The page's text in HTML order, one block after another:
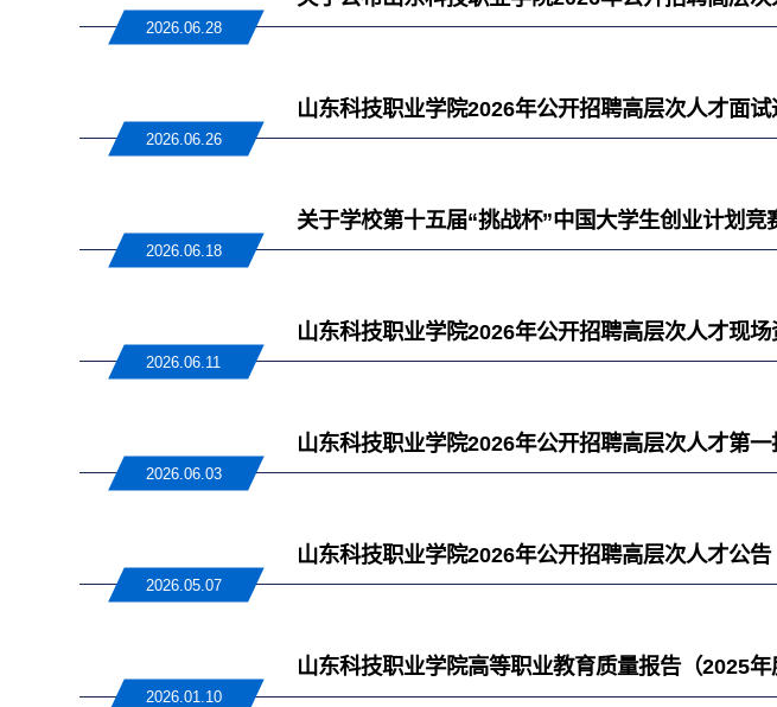
2026.06.28
2026.06.26
山东科技职业学院2026年公开招聘高层次人才面试
2026.06.18
关于学校第十五届“挑战杯”中国大学生创业计划竞
2026.06.11
山东科技职业学院2026年公开招聘高层次人才现
2026.06.03
山东科技职业学院2026年公开招聘高层次人才第
2026.05.07
山东科技职业学院2026年公开招聘高层次人才公告
2026.01.10
山东科技职业学院高等职业教育质量报告（2025年